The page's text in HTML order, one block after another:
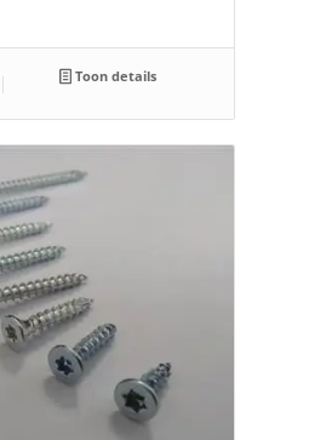
Toon details